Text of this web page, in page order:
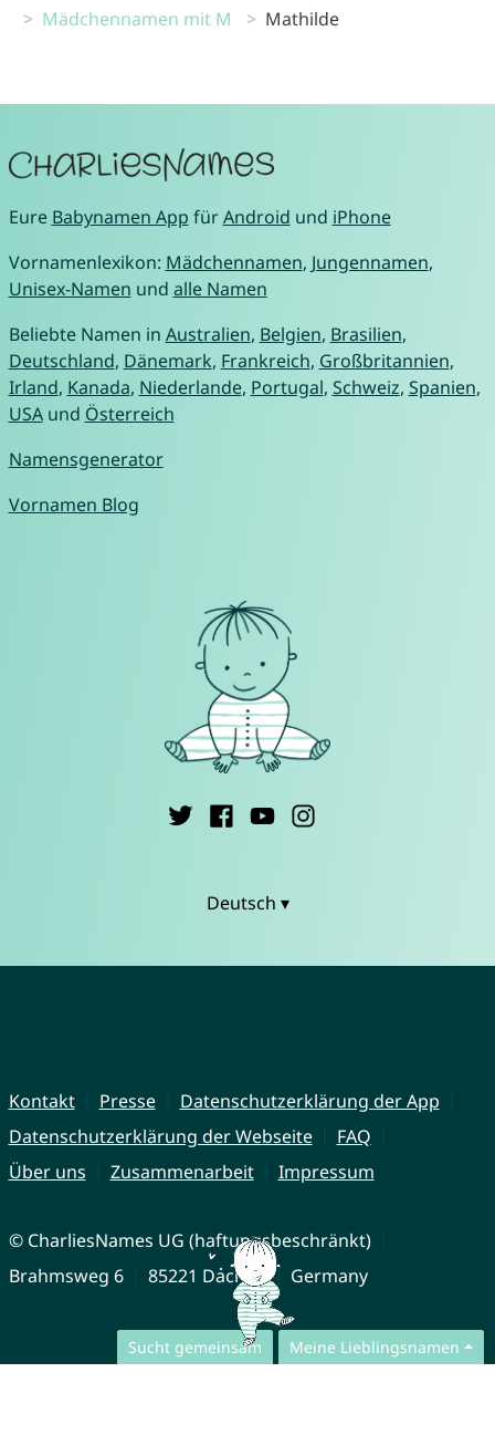
Mädchennamen mit M
Mathilde
Sucht gemeinsam Meine Lieblingsnamen
Eure Babynamen App fürAndroid und iPhone
Vornamenlexikon: Mädchennamen, Jungennamen,
Unisex-Namen und alle Namen
Beliebte Namen in Australien, Belgien, Brasilien,
Deutschland, Dänemark, Frankreich, Großbritannien,
Irland, Kanada, Niederlande, Portugal, Schweiz, Spanien,
USAund Österreich
Namensgenerator
Vornamen Blog
Deutsch ▾
Kontakt Presse
Datenschutzerklärung der App
Datenschutzerklärung der Webseite
FAQ
Über uns
Zusammenarbeit Impressum
© CharliesNames UG (haftungsbeschränkt)
Brahmsweg 6
85221 Dachau Germany